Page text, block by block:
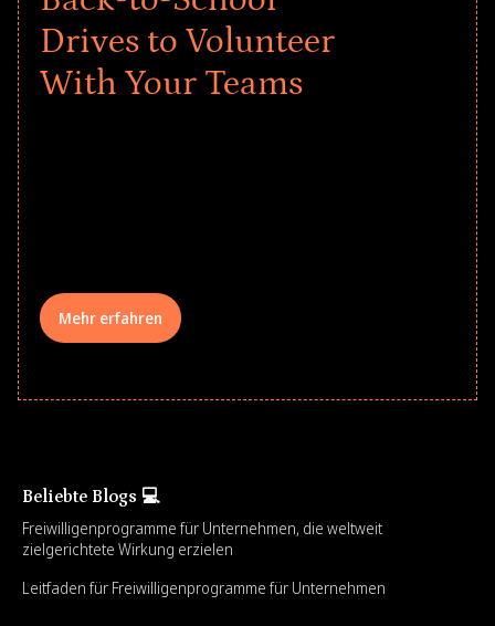
Drives to Volunteer
With Your Teams
Mehr erfahren
Beliebte Blogs 💻
Freiwilligenprogramme für Unternehmen, die weltweit
zielgerichtete Wirkung erzielen
Leitfaden für Freiwilligenprogramme für Unternehmen